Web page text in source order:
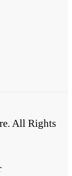
All Rights